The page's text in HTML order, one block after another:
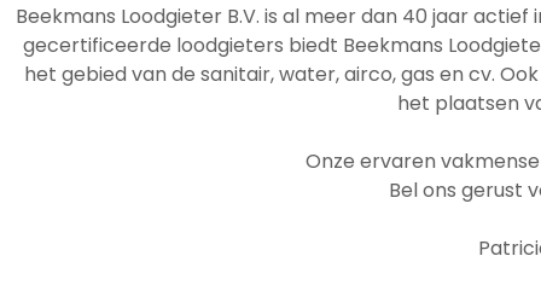
Beekmans Loodgieter B.V. is al meer dan 40 jaar
gecertificeerde loodgieters biedt Beekmans
het gebied van de sanitair, water, airco, gas en cv.
het plaatsen
Onze ervaren
Bel ons gerust